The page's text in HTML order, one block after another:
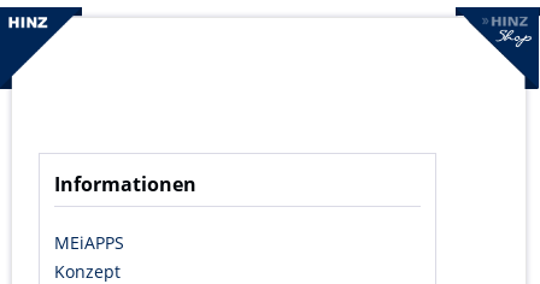
Informationen
MEiAPPS
Konzept